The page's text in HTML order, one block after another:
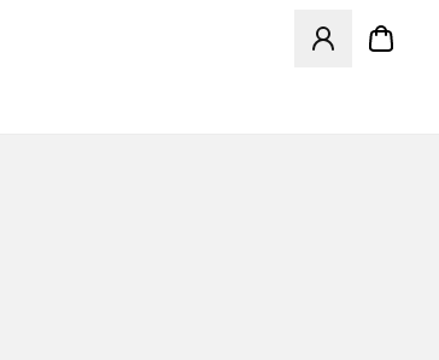
Otvorí modál